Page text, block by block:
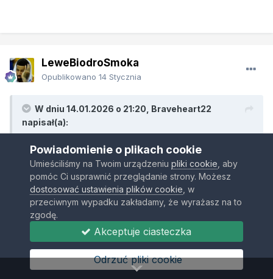
LeweBiodroSmoka
Opublikowano 14 Stycznia
W dniu 14.01.2026 o 21:20, Braveheart22
napisał(a):
O co chodzi z Baslerem? Po prostu nie został wybrany.
raczej wątpię, że tylko ja i Kily o nim pamiętaliśmy, skoro strzelił
bramkę chyba w najbardziej pamiętnym Finale ever, oraz w
drugim półfinale
to oczywiście domniemanie, bo nie mam żadnych dowodów, po
prostu tak mi się wydaje z mojej obserwacji, ale gracze, którzy
mieli opuszczone kluczowe mecze fazy pucharowej byli pomijani,
jak inaczej wytłumaczyć pominięcie Basslera z golami w dwóch
ostatnich meczach? a już przykładowo 4 mecze bez gry w fazie
Powiadomienie o plikach cookie
Umieściliśmy na Twoim urządzeniu pliki cookie , aby
pomóc Ci usprawnić przeglądanie strony. Możesz
dostosować ustawienia plików cookie , w
przeciwnym wypadku zakładamy, że wyrażasz na to
zgodę.
Akceptuje ciasteczka
Odrzuć pliki cookie